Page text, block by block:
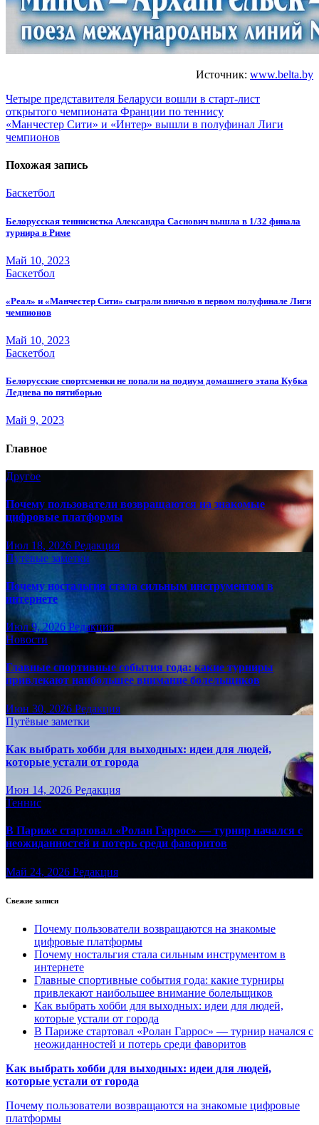
Источник: www.belta.by
Навигация
по
записям
Четыре представителя Беларуси вошли в старт-лист
открытого чемпионата Франции по теннису
«Манчестер Сити» и «Интер» вышли в полуфинал Лиги
чемпионов
Похожая запись
Баскетбол
Белорусская теннисистка Александра Саснович вышла в 1/32 финала
турнира в Риме
Май 10, 2023
Баскетбол
«Реал» и «Манчестер Сити» сыграли вничью в первом полуфинале Лиги
чемпионов
Май 10, 2023
Баскетбол
Белорусские спортсменки не попали на подиум домашнего этапа Кубка
Леднева по пятиборью
Май 9, 2023
Главное
Другое
Почему пользователи возвращаются на знакомые
цифровые платформы
Июл 18, 2026 Редакция
Путёвые заметки
Почему ностальгия стала сильным инструментом в
интернете
Июл 9, 2026 Редакция
Новости
Главные спортивные события года: какие турниры
привлекают наибольшее внимание болельщиков
Июн 30, 2026 Редакция
Путёвые заметки
Как выбрать хобби для выходных: идеи для людей,
которые устали от города
Июн 14, 2026 Редакция
Теннис
В Париже стартовал «Ролан Гаррос» — турнир начался с
неожиданностей и потерь среди фаворитов
Май 24, 2026 Редакция
Свежие записи
Почему пользователи возвращаются на знакомые
цифровые платформы
Почему ностальгия стала сильным инструментом в
интернете
Главные спортивные события года: какие турниры
привлекают наибольшее внимание болельщиков
Как выбрать хобби для выходных: идеи для людей,
которые устали от города
В Париже стартовал «Ролан Гаррос» — турнир начался с
неожиданностей и потерь среди фаворитов
Как выбрать хобби для выходных: идеи для людей,
которые устали от города
Почему пользователи возвращаются на знакомые цифровые
платформы